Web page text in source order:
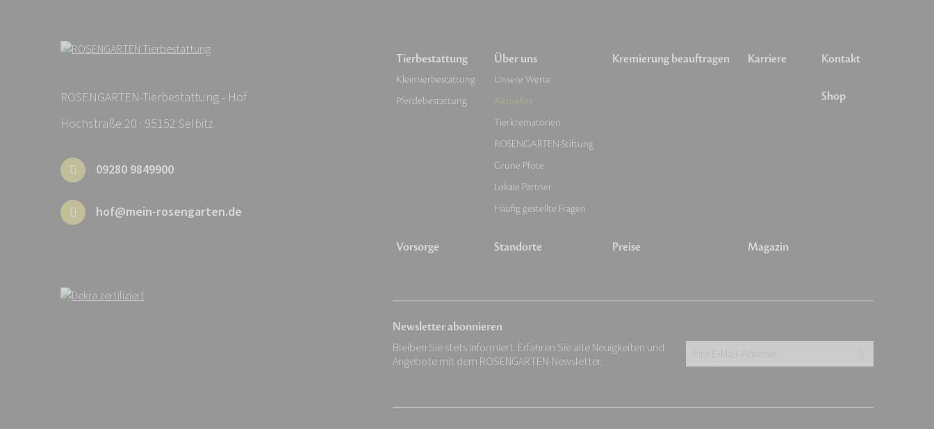
ROSENGARTEN-Tierbestattung - Hof
Hochstraße 20 · 95152 Selbitz
09280 9849900
hof@mein-rosengarten.de
Tierbestattung
Kleintierbestattung
Pferdebestattung
Vorsorge
Über uns
Unsere Werte
Aktuelles
Tierkrematorien
ROSENGARTEN-Stiftung
Grüne Pfote
Lokale Partner
Häufig gestellte Fragen
Standorte
Kremierung beauftragen
Preise
Karriere
Magazin
Kontakt
Shop
Newsletter abonnieren
Bleiben Sie stets informiert. Erfahren Sie alle Neuigkeiten und
Angebote mit dem ROSENGARTEN-Newsletter.